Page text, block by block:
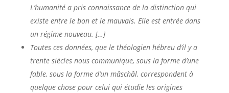
L’humanité a pris connaissance de la distinction qui
existe entre le bon et le mauvais. Elle est entrée dans
un régime nouveau. […]
Toutes ces données, que le théologien hébreu d’il y a
trente siècles nous communique, sous la forme d’une
fable, sous la forme d’un mâschâl, correspondent à
quelque chose pour celui qui étudie les origines